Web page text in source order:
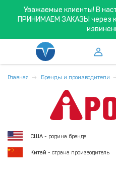
Уважаемые клиенты! В
ПРИНИМАЕМ ЗАКАЗЫ через
Главная Бренды и производители
США - родина бренда
Китай - страна производитель